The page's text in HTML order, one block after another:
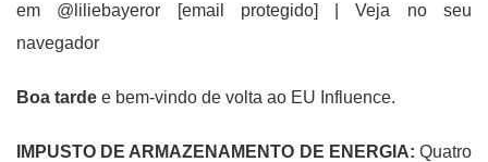
em @liliebayeror [email protegido] | Veja no seu
navegador
Boa tarde e bem-vindo de volta ao EU Influence.
IMPUSTO DE ARMAZENAMENTO DE ENERGIA: Quatro